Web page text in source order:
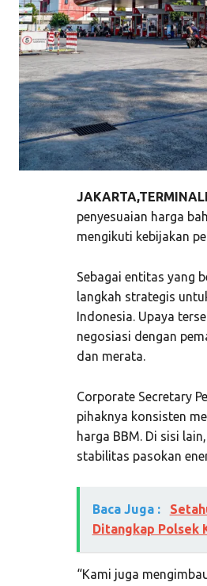
penyesuaian harga
mengikuti kebijakan
Sebagai entitas yang
langkah strategis
Indonesia. Upaya
negosiasi dengan
dan merata.
Corporate Secretary
pihaknya konsisten
harga BBM. Di sisi
stabilitas pasokan
Baca Juga :
Ditangkap Polsek
“Kami juga